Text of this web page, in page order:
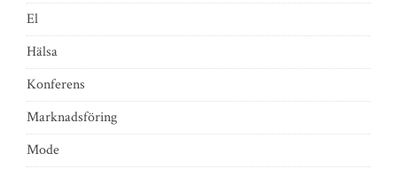
El
Hälsa
Konferens
Marknadsföring
Mode